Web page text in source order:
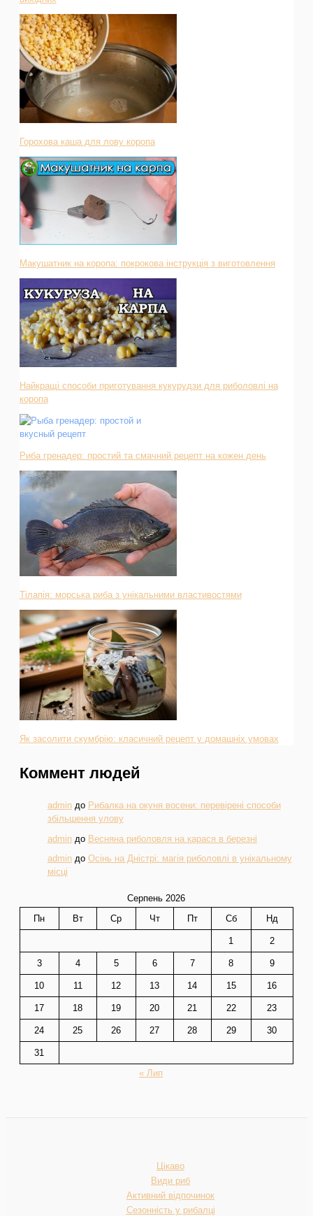
Горохова каша для лову коропа
Макушатник на коропа: покрокова інструкція з виготовлення
Найкращі способи приготування кукурудзи для риболовлі на
коропа
Риба гренадер: простий та смачний рецепт на кожен день
Тілапія: морська риба з унікальними властивостями
Як засолити скумбрію: класичний рецепт у домашніх умовах
Коммент людей
adminдо Рибалка на окуня восени: перевірені способи
збільшення улову
adminдо Весняна риболовля на карася в березні
adminдо Осінь на Дністрі: магія риболовлі в унікальному
місці
Серпень 2026
Пн
Вт Ср Чт Пт Сб Нд
1 2
3 4 5 6 7 8 9
10 11 12 13 14 15 16
17 18 19 20 21 22 23
24 25 26 27 28 29 30
31
« Лип
Цікаво
Види риб
Активний відпочинок
Сезонність у рибалці